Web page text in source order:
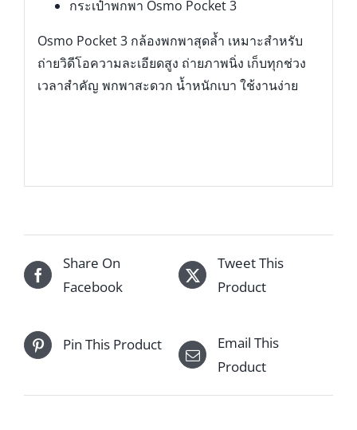
กระเป๋าพกพา Osmo Pocket 3
Osmo Pocket 3 กล้องพกพาสุดล้ำ เหมาะสำหรับ
ถ่ายวิดีโอความละเอียดสูง ถ่ายภาพนิ่ง เก็บทุกช่วง
เวลาสำคัญ พกพาสะดวก น้ำหนักเบา ใช้งานง่าย
Share On
Facebook
Tweet This
Product
Pin This Product
Email This
Product